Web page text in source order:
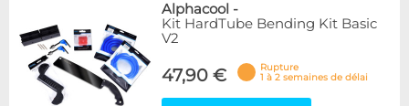
Alphacool -
Kit HardTube Bending Kit Basic
V2
47,90 €
Rupture
1 à 2 semaines de délai